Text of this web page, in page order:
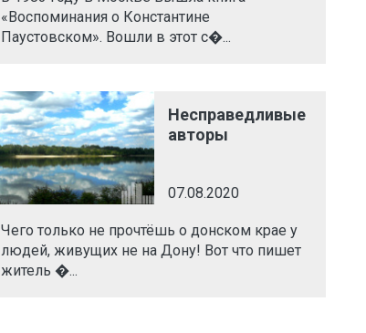
«Воспоминания о Константине
Паустовском». Вошли в этот с�...
Несправедливые
авторы
07.08.2020
Чего только не прочтёшь о донском крае у
людей, живущих не на Дону! Вот что пишет
житель �...